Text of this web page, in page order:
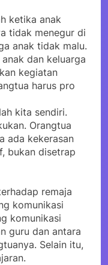
ketika anak
tidak menegur di
anak tidak malu.
dan keluarga
kegiatan
harus pro
kita sendiri.
Orangtua
ada kekerasan
bukan disetrap
remaja
komunikasi
komunikasi
guru dan antara
Selain itu,